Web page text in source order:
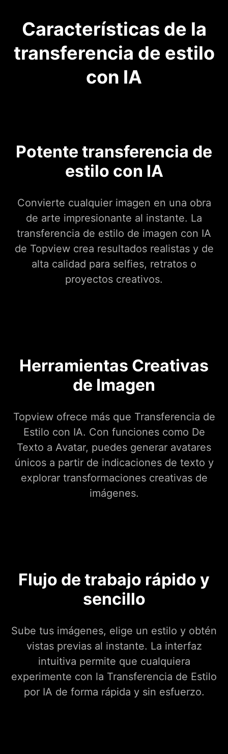
Características de la
transferencia de estilo
con IA
Potente transferencia de
estilo con IA
Convierte cualquier imagen en una obra
de arte impresionante al instante. La
transferencia de estilo de imagen con IA
de Topview crea resultados realistas y de
alta calidad para selfies, retratos o
proyectos creativos.
Herramientas Creativas
de Imagen
Topview ofrece más que Transferencia de
Estilo con IA. Con funciones como De
Texto a Avatar, puedes generar avatares
únicos a partir de indicaciones de texto y
explorar transformaciones creativas de
imágenes.
Flujo de trabajo rápido y
sencillo
Sube tus imágenes, elige un estilo y obtén
vistas previas al instante. La interfaz
intuitiva permite que cualquiera
experimente con la Transferencia de Estilo
por IA de forma rápida y sin esfuerzo.